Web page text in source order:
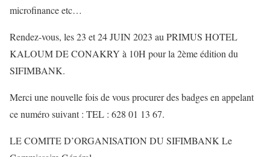
microfinance etc…
Rendez-vous, les 23 et 24 JUIN 2023 au PRIMUS HOTEL
KALOUM DE CONAKRY à 10H pour la 2ème édition du
SIFIMBANK.
Merci une nouvelle fois de vous procurer des badges en appelant
ce numéro suivant : TEL : 628 01 13 67.
LE COMITE D’ORGANISATION DU SIFIMBANK Le